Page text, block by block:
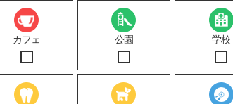
カフェ 公園 学校